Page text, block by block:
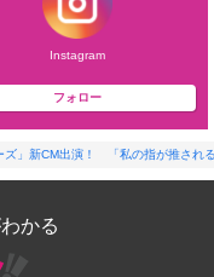
Instagram
フォロー
ズ」新CM出演！ 「私の指が推され
かる